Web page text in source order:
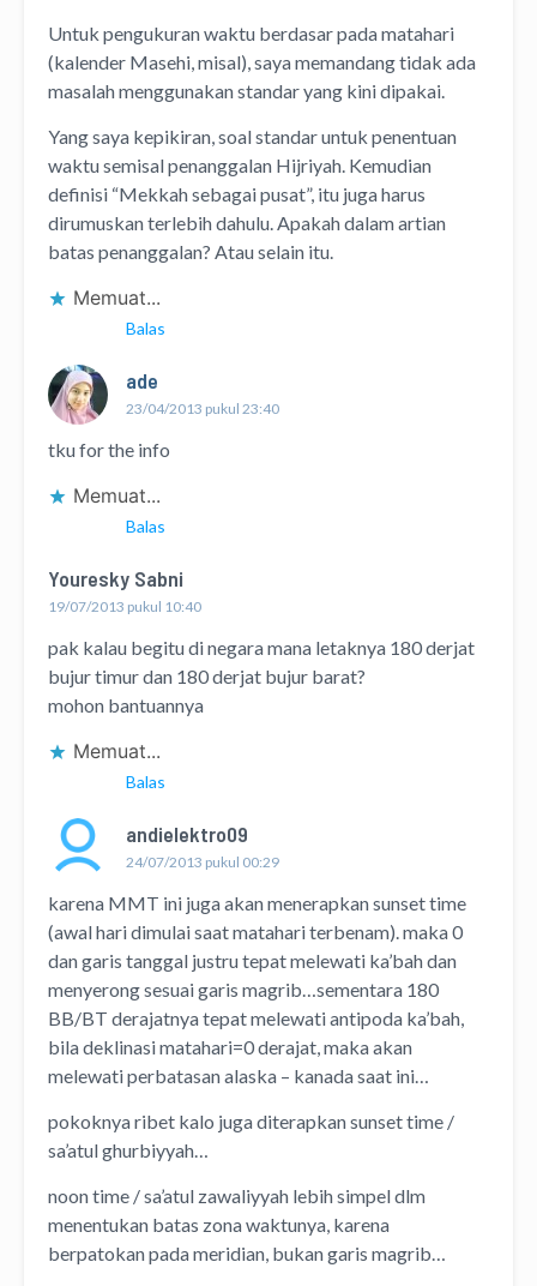
Untuk pengukuran waktu berdasar pada matahari
(kalender Masehi, misal), saya memandang tidak ada
masalah menggunakan standar yang kini dipakai.
Yang saya kepikiran, soal standar untuk penentuan
waktu semisal penanggalan Hijriyah. Kemudian
definisi “Mekkah sebagai pusat”, itu juga harus
dirumuskan terlebih dahulu. Apakah dalam artian
batas penanggalan? Atau selain itu.
Memuat...
Balas
ade
23/04/2013 pukul 23:40
tku for the info
Memuat...
Balas
Youresky Sabni
19/07/2013 pukul 10:40
pak kalau begitu di negara mana letaknya 180 derjat
bujur timur dan 180 derjat bujur barat?
mohon bantuannya
Memuat...
Balas
andielektro09
24/07/2013 pukul 00:29
karena MMT ini juga akan menerapkan sunset time
(awal hari dimulai saat matahari terbenam). maka 0
dan garis tanggal justru tepat melewati ka’bah dan
menyerong sesuai garis magrib…sementara 180
BB/BT derajatnya tepat melewati antipoda ka’bah,
bila deklinasi matahari=0 derajat, maka akan
melewati perbatasan alaska – kanada saat ini…
pokoknya ribet kalo juga diterapkan sunset time /
sa’atul ghurbiyyah…
noon time / sa’atul zawaliyyah lebih simpel dlm
menentukan batas zona waktunya, karena
berpatokan pada meridian, bukan garis magrib…